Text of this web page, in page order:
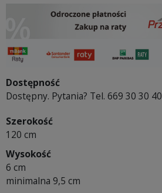
Dostępność
Dostępny. Pytania? Tel. 669 30 30 40
Szerokość
120 cm
Wysokość
6 cm
minimalna 9,5 cm